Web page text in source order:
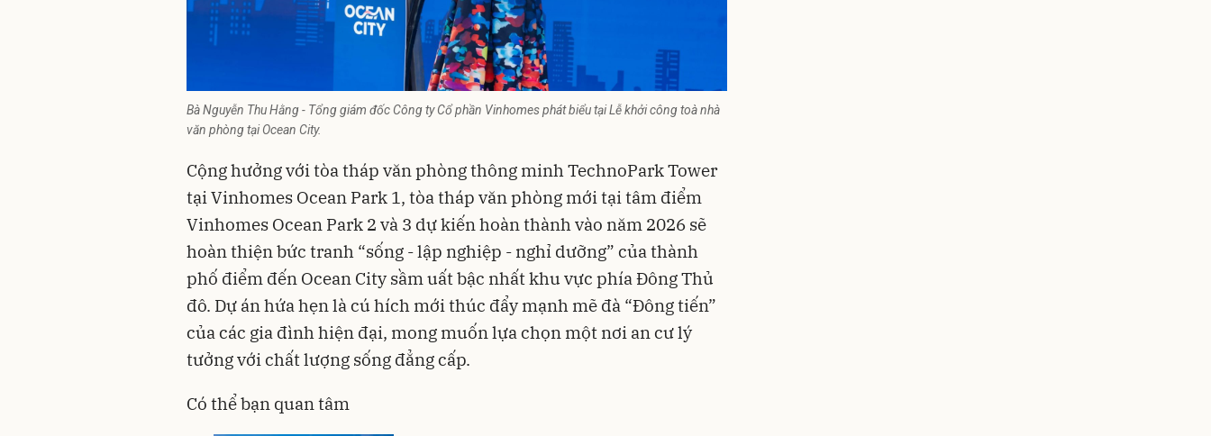
Bà Nguyễn Thu Hằng - Tổng giám đốc Công ty Cổ phần Vinhomes phát biểu tại Lễ khởi công toà nhà
văn phòng tại Ocean City.
Cộng hưởng với tòa tháp văn phòng thông minh TechnoPark Tower
tại Vinhomes Ocean Park 1, tòa tháp văn phòng mới tại tâm điểm
Vinhomes Ocean Park 2 và 3 dự kiến hoàn thành vào năm 2026 sẽ
hoàn thiện bức tranh “sống - lập nghiệp - nghỉ dưỡng” của thành
phố điểm đến Ocean City sầm uất bậc nhất khu vực phía Đông Thủ
đô. Dự án hứa hẹn là cú hích mới thúc đẩy mạnh mẽ đà “Đông tiến”
của các gia đình hiện đại, mong muốn lựa chọn một nơi an cư lý
tưởng với chất lượng sống đẳng cấp.
Có thể bạn quan tâm